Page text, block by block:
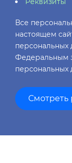
Все
настоящем
персональных
Федеральным
персональных
Смотреть